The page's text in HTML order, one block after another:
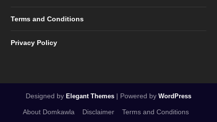
Terms and Conditions
Privacy Policy
Designed by Elegant Themes | Powered by WordPress
About Domkawla Disclaimer Terms and Conditions